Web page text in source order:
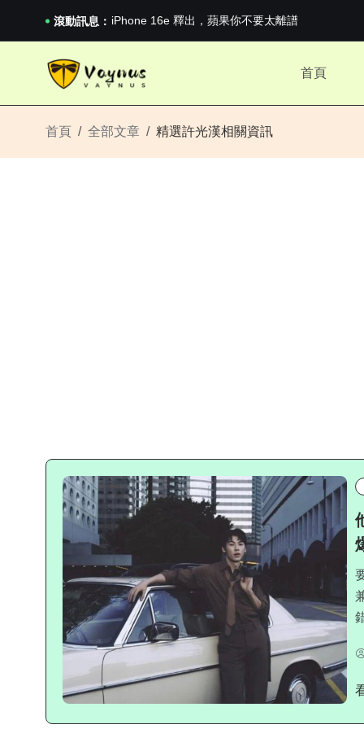
滾動訊息： iPhone 16e 釋出，蘋果你不要太離譜
2026澳網男單收官：全滿貫對上全滿亞，德約...
iPhone 16e 釋出，蘋果你不要太離譜
首頁
首頁 全部文章 精選許光漢相關資訊